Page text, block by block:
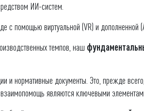
ИИ-систем.
с помощью виртуальной (VR) и дополненной
темпов, наш
и нормативные документы. Это, прежде всего,
являются ключевыми